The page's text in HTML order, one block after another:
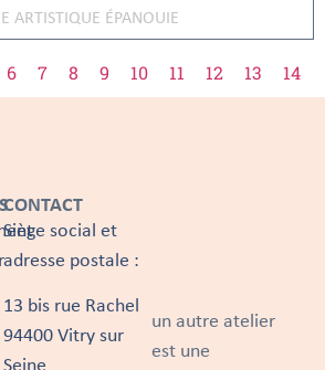
ARTISTIQUE ÉPANOUIE
6 7 8 9 10 11 12 13 14
un autre atelier
est une
CONTACT
Siège social et
adresse postale :
13 bis rue Rachel
94400 Vitry sur